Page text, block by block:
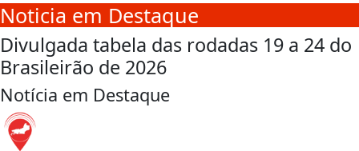
Noticia em Destaque
Divulgada tabela das rodadas 19 a 24 do
Brasileirão de 2026
Notícia em Destaque